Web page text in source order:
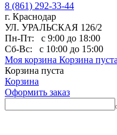
8 (861) 292-33-44
г. Краснодар
УЛ. УРАЛЬСКАЯ 126/2
Пн-Пт:
с 9:00 до 18:00
Сб-Вс:
с 10:00 до 15:00
Моя корзина Корзина пуста
Корзина пуста
Корзина
Оформить заказ